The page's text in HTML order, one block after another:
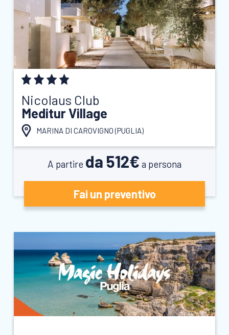
Nicolaus Club
Meditur Village
MARINA DI CAROVIGNO (PUGLIA)
A partire da 512€ a persona
Fai un preventivo